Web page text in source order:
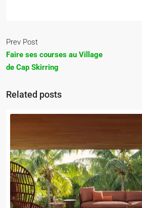
Prev Post
Faire ses courses au Village
de Cap Skirring
Related posts